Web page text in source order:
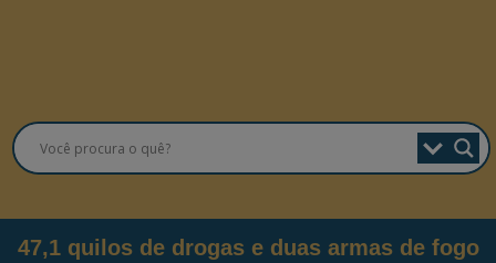
47,1 quilos de drogas e duas armas de fogo